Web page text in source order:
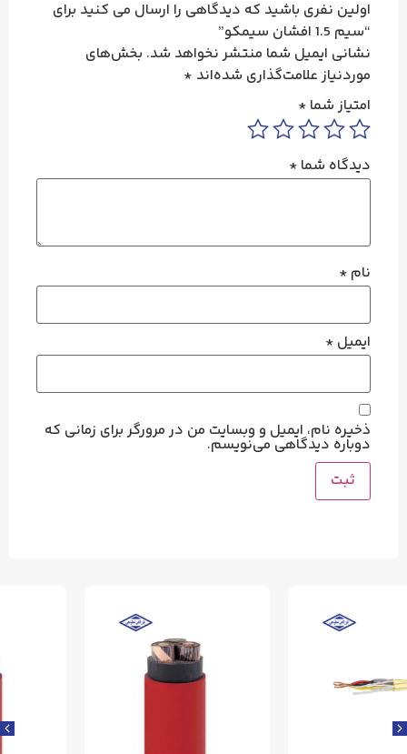
اولین نفری باشید که دیدگاهی را ارسال می کنید برای
“سیم 1.5 افشان سیمکو”
نشانی ایمیل شما منتشر نخواهد شد. بخش‌های
موردنیاز علامت‌گذاری شده‌اند *
امتیاز شما *
دیدگاه شما *
نام *
ایمیل *
ذخیره نام، ایمیل و وبسایت من در مرورگر برای زمانی که
دوباره دیدگاهی می‌نویسم.